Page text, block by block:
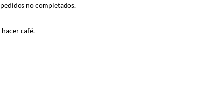
no completados.
café.